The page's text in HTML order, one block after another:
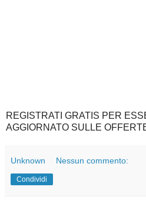
REGISTRATI GRATIS PER
AGGIORNATO SULLE
Unknown Nessun commento:
Condividi